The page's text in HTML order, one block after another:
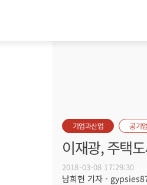
기업과산업 공기업
이재광, 주택
2018-03-08 17:29:30
남희헌 기자 -